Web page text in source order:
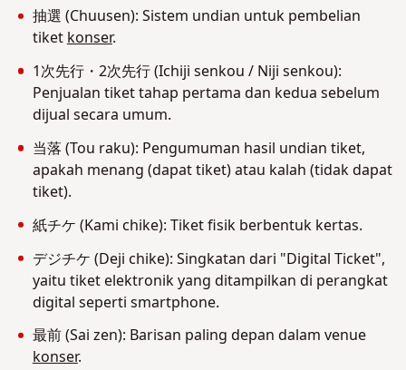
抽選 (Chuusen): Sistem undian untuk pembelian
tiketkonser.
1次先行・2次先行 (Ichiji senkou / Niji senkou):
Penjualan tiket tahap pertama dan kedua sebelum
dijual secara umum.
当落 (Tou raku): Pengumuman hasil undian tiket,
apakah menang (dapat tiket) atau kalah (tidak dapat
tiket).
紙チケ (Kami chike): Tiket fisik berbentuk kertas.
デジチケ (Deji chike): Singkatan dari "Digital Ticket",
yaitu tiket elektronik yang ditampilkan di perangkat
digital seperti smartphone.
最前 (Sai zen): Barisan paling depan dalam venue
konser.